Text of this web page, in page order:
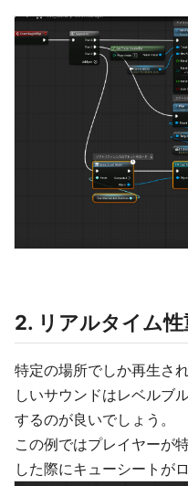
2. リアルタイム性
特定の場所でしか再生さ
しいサウンドはレベルブ
するのが良いでしょう。
この例ではプレイヤーが
した際にキューシートが